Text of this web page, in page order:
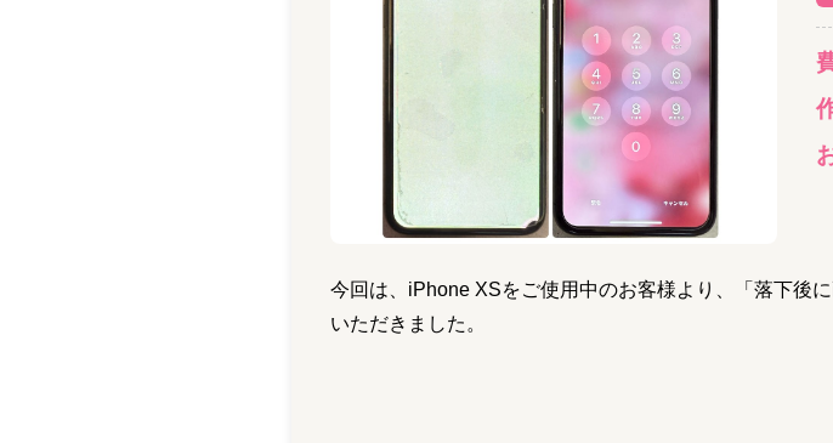
今回は、iPhone XSをご使用中のお客様より、「落下後
いただきました。